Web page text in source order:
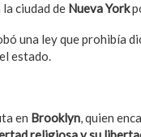
la ciudad de Nueva York
una ley que prohibía
estado.
en Brooklyn, quien